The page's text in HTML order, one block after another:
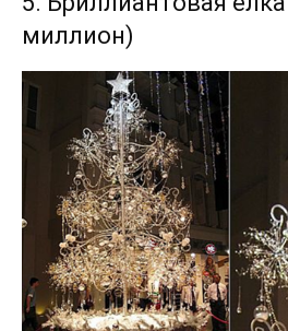
миллион)